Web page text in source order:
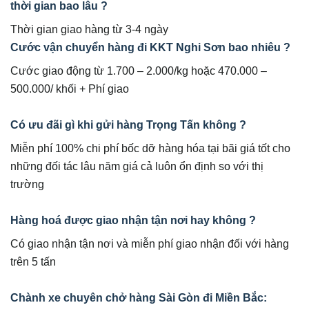
thời gian bao lâu ?
Thời gian giao hàng từ 3-4 ngày
Cước vận chuyển hàng đi KKT Nghi Sơn bao nhiêu ?
Cước giao động từ 1.700 – 2.000/kg hoặc 470.000 –
500.000/ khối + Phí giao
Có ưu đãi gì khi gửi hàng Trọng Tấn không ?
Miễn phí 100% chi phí bốc dỡ hàng hóa tại bãi giá tốt cho
những đối tác lâu năm giá cả luôn ổn định so với thị
trường
Hàng hoá được giao nhận tận nơi hay không ?
Có giao nhận tận nơi và miễn phí giao nhận đối với hàng
trên 5 tấn
Chành xe chuyên chở hàng Sài Gòn đi Miền Bắc: